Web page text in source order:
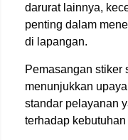
darurat lainnya,
penting dalam
di lapangan.
Pemasangan stiker
menunjukkan
standar pelayanan
terhadap